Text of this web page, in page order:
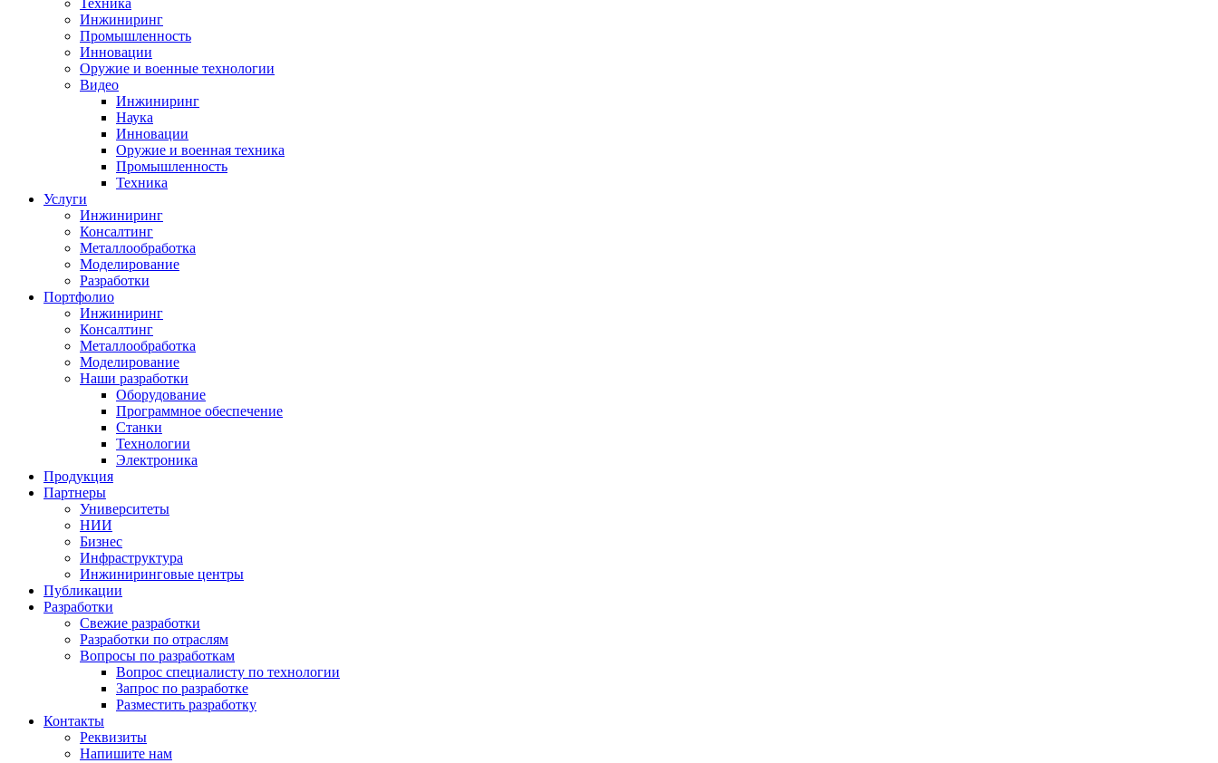
Техника
Инжиниринг
Промышленность
Инновации
Оружие и военные технологии
Видео
Инжиниринг
Наука
Инновации
Оружие и военная техника
Промышленность
Техника
Услуги
Инжиниринг
Консалтинг
Металлообработка
Моделирование
Разработки
Портфолио
Инжиниринг
Консалтинг
Металлообработка
Моделирование
Наши разработки
Оборудование
Программное обеспечение
Станки
Технологии
Электроника
Продукция
Партнеры
Университеты
НИИ
Бизнес
Инфраструктура
Инжиниринговые центры
Публикации
Разработки
Свежие разработки
Разработки по отраслям
Вопросы по разработкам
Вопрос специалисту по технологии
Запрос по разработке
Разместить разработку
Контакты
Реквизиты
Напишите нам